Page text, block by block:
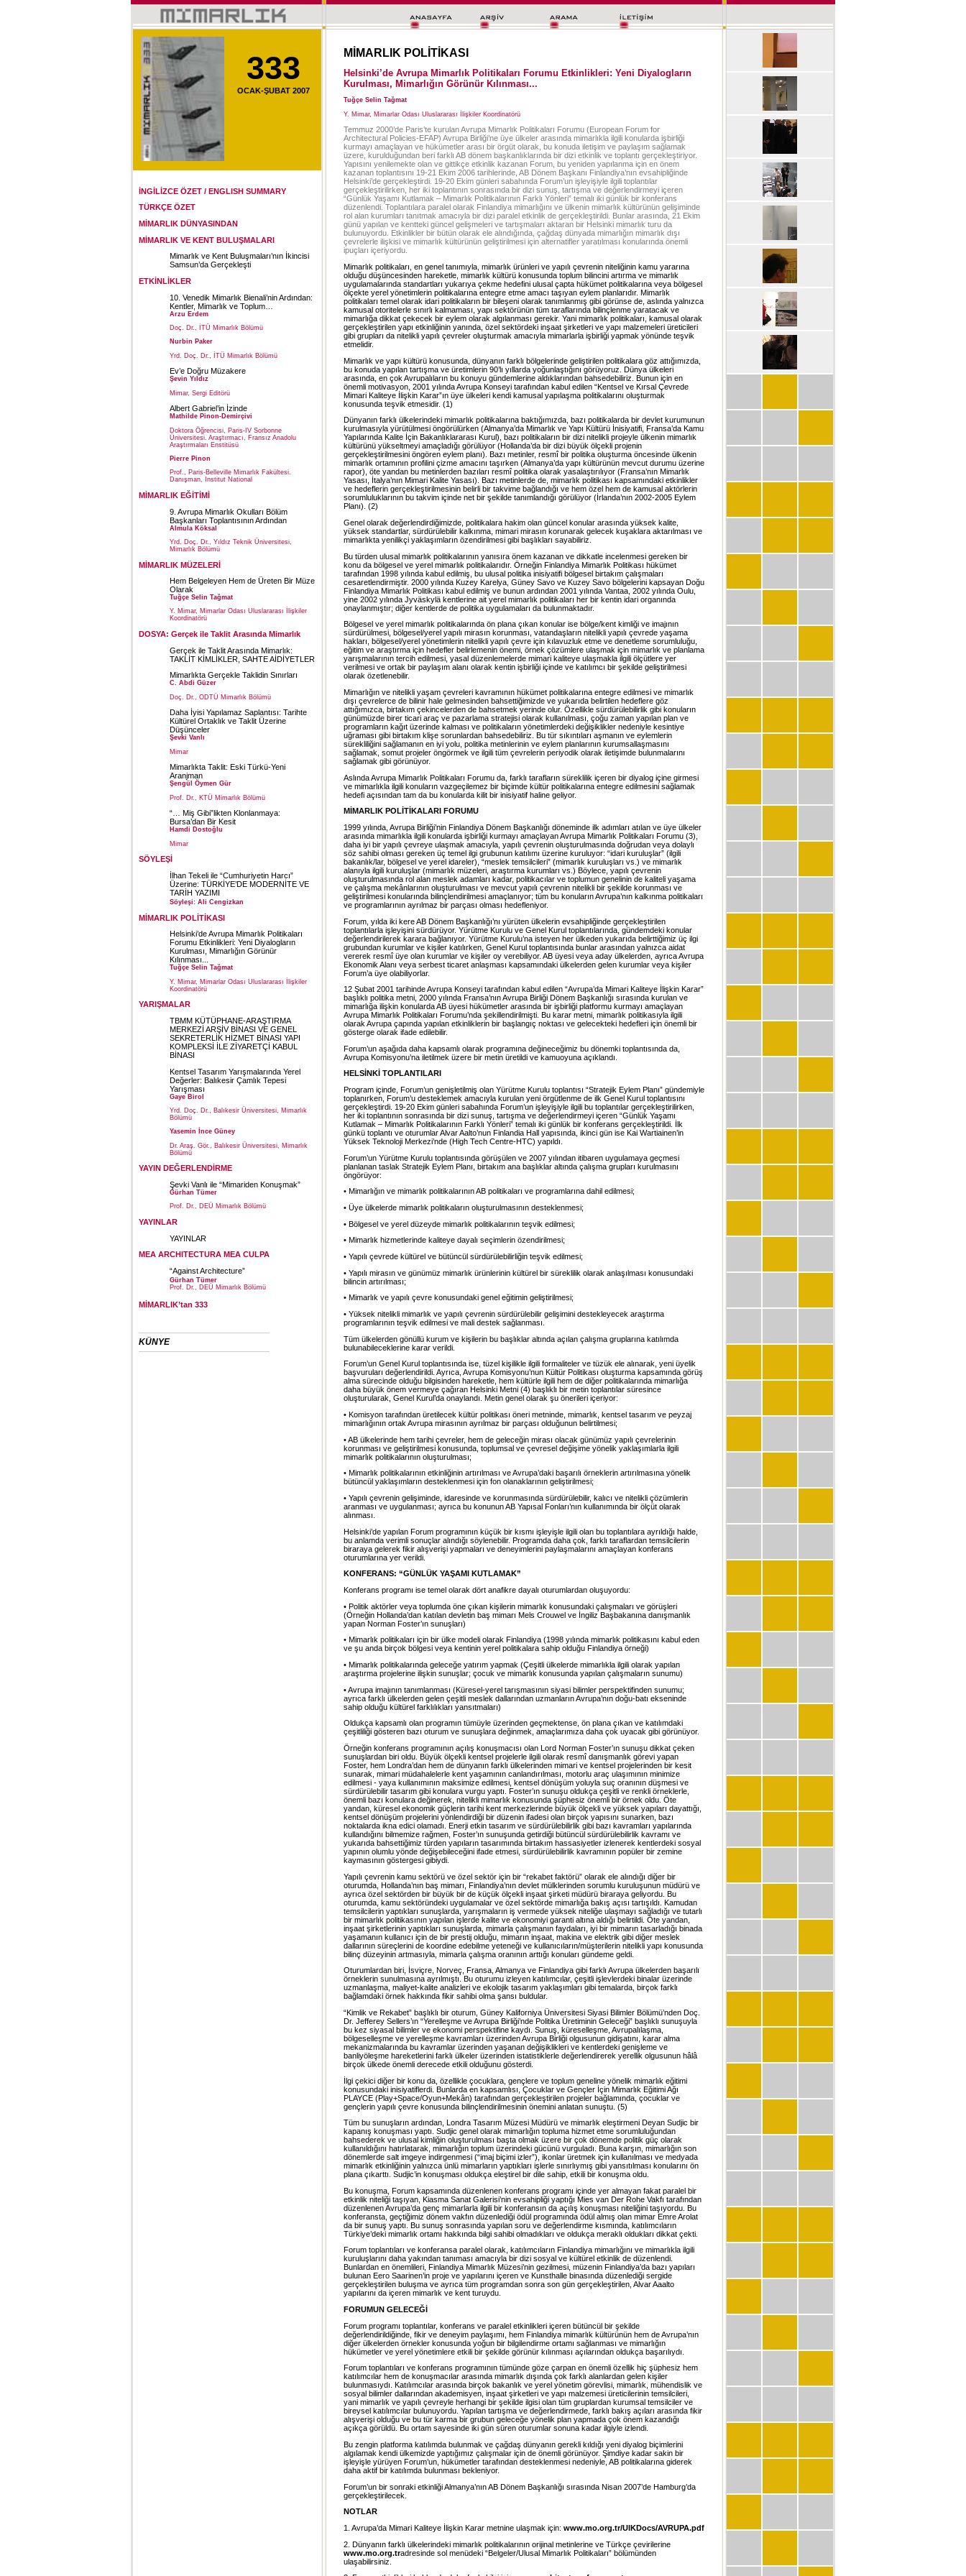
333
OCAK-ŞUBAT 2007
İNGİLİZCE ÖZET / ENGLISH SUMMARY
TÜRKÇE ÖZET
MİMARLIK DÜNYASINDAN
MİMARLIK VE KENT BULUŞMALARI
Mimarlık ve Kent Buluşmaları’nın İkincisi
Samsun’da Gerçekleşti
ETKİNLİKLER
10. Venedik Mimarlık Bienali’nin Ardından:
Kentler, Mimarlık ve Toplum…
Arzu Erdem
Doç. Dr., İTÜ Mimarlık Bölümü
Nurbin Paker
Yrd. Doç. Dr., İTÜ Mimarlık Bölümü
Ev’e Doğru Müzakere
Şevin Yıldız
Mimar, Sergi Editörü
Albert Gabriel’in İzinde
Mathilde Pinon-Demirçivi
Doktora Öğrencisi, Paris-IV Sorbonne
Üniversitesi. Araştırmacı, Fransız Anadolu
Araştırmaları Enstitüsü
Pierre Pinon
Prof., Paris-Belleville Mimarlık Fakültesi.
Danışman, Institut National
MİMARLIK EĞİTİMİ
9. Avrupa Mimarlık Okulları Bölüm
Başkanları Toplantısının Ardından
Almula Köksal
Yrd. Doç. Dr., Yıldız Teknik Üniversitesi,
Mimarlık Bölümü
MİMARLIK MÜZELERİ
Hem Belgeleyen Hem de Üreten Bir Müze
Olarak
Tuğçe Selin Tağmat
Y. Mimar, Mimarlar Odası Uluslararası İlişkiler
Koordinatörü
DOSYA: Gerçek ile Taklit Arasında Mimarlık
Gerçek ile Taklit Arasında Mimarlık:
TAKLİT KİMLİKLER, SAHTE AİDİYETLER
Mimarlıkta Gerçekle Taklidin Sınırları
C. Abdi Güzer
Doç. Dr., ODTÜ Mimarlık Bölümü
Daha İyisi Yapılamaz Saplantısı: Tarihte
Kültürel Ortaklık ve Taklit Üzerine
Düşünceler
Şevki Vanlı
Mimar
Mimarlıkta Taklit: Eski Türkü-Yeni
Aranjman
Şengül Öymen Gür
Prof. Dr., KTÜ Mimarlık Bölümü
“… Miş Gibi”likten Klonlanmaya:
Bursa’dan Bir Kesit
Hamdi Dostoğlu
Mimar
SÖYLEŞİ
İlhan Tekeli ile “Cumhuriyetin Harcı”
Üzerine: TÜRKİYE’DE MODERNİTE VE
TARİH YAZIMI
Söyleşi: Ali Cengizkan
MİMARLIK POLİTİKASI
Helsinki’de Avrupa Mimarlık Politikaları
Forumu Etkinlikleri: Yeni Diyalogların
Kurulması, Mimarlığın Görünür
Kılınması...
Tuğçe Selin Tağmat
Y. Mimar, Mimarlar Odası Uluslararası İlişkiler
Koordinatörü
YARIŞMALAR
TBMM KÜTÜPHANE-ARAŞTIRMA
MERKEZİ ARŞİV BİNASI VE GENEL
SEKRETERLİK HİZMET BİNASI YAPI
KOMPLEKSİ İLE ZİYARETÇİ KABUL
BİNASI
Kentsel Tasarım Yarışmalarında Yerel
Değerler: Balıkesir Çamlık Tepesi
Yarışması
Gaye Birol
Yrd. Doç. Dr., Balıkesir Üniversitesi, Mimarlık
Bölümü
Yasemin İnce Güney
Dr. Araş. Gör., Balıkesir Üniversitesi, Mimarlık
Bölümü
YAYIN DEĞERLENDİRME
Şevki Vanlı ile “Mimariden Konuşmak”
Gürhan Tümer
Prof. Dr., DEÜ Mimarlık Bölümü
YAYINLAR
YAYINLAR
MEA ARCHITECTURA MEA CULPA
“Against Architecture”
Gürhan Tümer
Prof. Dr., DEÜ Mimarlık Bölümü
MİMARLIK’tan 333
KÜNYE
MİMARLIK POLİTİKASI
Helsinki’de Avrupa Mimarlık Politikaları Forumu Etkinlikleri: Yeni Diyalogların
Kurulması, Mimarlığın Görünür Kılınması...
Tuğçe Selin Tağmat
Y. Mimar, Mimarlar Odası Uluslararası İlişkiler Koordinatörü
Temmuz 2000’de Paris’te kurulan Avrupa Mimarlık Politikaları Forumu (European Forum for
Architectural Policies-EFAP) Avrupa Birliği’ne üye ülkeler arasında mimarlıkla ilgili konularda işbirliği
kurmayı amaçlayan ve hükümetler arası bir örgüt olarak, bu konuda iletişim ve paylaşım sağlamak
üzere, kurulduğundan beri farklı AB dönem başkanlıklarında bir dizi etkinlik ve toplantı gerçekleştiriyor.
Yapısını yenilemekte olan ve gittikçe etkinlik kazanan Forum, bu yeniden yapılanma için en önem
kazanan toplantısını 19-21 Ekim 2006 tarihlerinde, AB Dönem Başkanı Finlandiya’nın evsahipliğinde
Helsinki’de gerçekleştirdi. 19-20 Ekim günleri sabahında Forum’un işleyişiyle ilgili toplantılar
gerçekleştirilirken, her iki toplantının sonrasında bir dizi sunuş, tartışma ve değerlendirmeyi içeren
“Günlük Yaşamı Kutlamak – Mimarlık Politikalarının Farklı Yönleri” temalı iki günlük bir konferans
düzenlendi. Toplantılara paralel olarak Finlandiya mimarlığını ve ülkenin mimarlık kültürünün gelişiminde
rol alan kurumları tanıtmak amacıyla bir dizi paralel etkinlik de gerçekleştirildi. Bunlar arasında, 21 Ekim
günü yapılan ve kentteki güncel gelişmeleri ve tartışmaları aktaran bir Helsinki mimarlık turu da
bulunuyordu. Etkinlikler bir bütün olarak ele alındığında, çağdaş dünyada mimarlığın mimarlık dışı
çevrelerle ilişkisi ve mimarlık kültürünün geliştirilmesi için alternatifler yaratılması konularında önemli
ipuçları içeriyordu.
Mimarlık politikaları, en genel tanımıyla, mimarlık ürünleri ve yapılı çevrenin niteliğinin kamu yararına
olduğu düşüncesinden hareketle, mimarlık kültürü konusunda toplum bilincini artırma ve mimarlık
uygulamalarında standartları yukarıya çekme hedefini ulusal çapta hükümet politikalarına veya bölgesel
ölçekte yerel yönetimlerin politikalarına entegre etme amacı taşıyan eylem planlarıdır. Mimarlık
politikaları temel olarak idari politikaların bir bileşeni olarak tanımlanmış gibi görünse de, aslında yalnızca
kamusal otoritelerle sınırlı kalmaması, yapı sektörünün tüm taraflarında bilinçlenme yaratacak ve
mimarlığa dikkat çekecek bir eylem olarak algılanması gerekir. Yani mimarlık politikaları, kamusal olarak
gerçekleştirilen yapı etkinliğinin yanında, özel sektördeki inşaat şirketleri ve yapı malzemeleri üreticileri
gibi grupları da nitelikli yapılı çevreler oluşturmak amacıyla mimarlarla işbirliği yapmak yönünde teşvik
etmelidir.
Mimarlık ve yapı kültürü konusunda, dünyanın farklı bölgelerinde geliştirilen politikalara göz attığımızda,
bu konuda yapılan tartışma ve üretimlerin 90’lı yıllarda yoğunlaştığını görüyoruz. Dünya ülkeleri
arasında, en çok Avrupalıların bu konuyu gündemlerine aldıklarından bahsedebiliriz. Bunun için en
önemli motivasyon, 2001 yılında Avrupa Konseyi tarafından kabul edilen “Kentsel ve Kırsal Çevrede
Mimari Kaliteye İlişkin Karar”ın üye ülkeleri kendi kamusal yapılaşma politikalarını oluşturmak
konusunda teşvik etmesidir. (1)
Dünyanın farklı ülkelerindeki mimarlık politikalarına baktığımızda, bazı politikalarda bir devlet kurumunun
kurulmasıyla yürütülmesi öngörülürken (Almanya’da Mimarlık ve Yapı Kültürü İnisiyatifi, Fransa’da Kamu
Yapılarında Kalite İçin Bakanlıklararası Kurul), bazı politikaların bir dizi nitelikli projeyle ülkenin mimarlık
kültürünü yükseltmeyi amaçladığı görülüyor (Hollanda’da bir dizi büyük ölçekli projenin
gerçekleştirilmesini öngören eylem planı). Bazı metinler, resmî bir politika oluşturma öncesinde ülkenin
mimarlık ortamının profilini çizme amacını taşırken (Almanya’da yapı kültürünün mevcut durumu üzerine
rapor), öte yandan bu metinlerden bazıları resmî politika olarak yasalaştırılıyor (Fransa’nın Mimarlık
Yasası, İtalya’nın Mimari Kalite Yasası). Bazı metinlerde de, mimarlık politikası kapsamındaki etkinlikler
ve hedeflerin gerçekleştirilmesinin belirli bir takvime bağlandığı ve hem özel hem de kamusal aktörlerin
sorumluluklarının bu takvim içinde net bir şekilde tanımlandığı görülüyor (İrlanda’nın 2002-2005 Eylem
Planı). (2)
Genel olarak değerlendirdiğimizde, politikalara hakim olan güncel konular arasında yüksek kalite,
yüksek standartlar, sürdürülebilir kalkınma, mimari mirasın korunarak gelecek kuşaklara aktarılması ve
mimarlıkta yenilikçi yaklaşımların özendirilmesi gibi başlıkları sayabiliriz.
Bu türden ulusal mimarlık politikalarının yanısıra önem kazanan ve dikkatle incelenmesi gereken bir
konu da bölgesel ve yerel mimarlık politikalarıdır. Örneğin Finlandiya Mimarlık Politikası hükümet
tarafından 1998 yılında kabul edilmiş, bu ulusal politika inisiyatifi bölgesel birtakım çalışmaları
cesaretlendirmiştir. 2000 yılında Kuzey Karelya, Güney Savo ve Kuzey Savo bölgelerini kapsayan Doğu
Finlandiya Mimarlık Politikası kabul edilmiş ve bunun ardından 2001 yılında Vantaa, 2002 yılında Oulu,
yine 2002 yılında Jyväskylä kentlerine ait yerel mimarlık politikaları her bir kentin idari organında
onaylanmıştır; diğer kentlerde de politika uygulamaları da bulunmaktadır.
Bölgesel ve yerel mimarlık politikalarında ön plana çıkan konular ise bölge/kent kimliği ve imajının
sürdürülmesi, bölgesel/yerel yapılı mirasın korunması, vatandaşların nitelikli yapılı çevrede yaşama
hakları, bölgesel/yerel yönetimlerin nitelikli yapılı çevre için kılavuzluk etme ve denetleme sorumluluğu,
eğitim ve araştırma için hedefler belirlemenin önemi, örnek çözümlere ulaşmak için mimarlık ve planlama
yarışmalarının tercih edilmesi, yasal düzenlemelerde mimari kaliteye ulaşmakla ilgili ölçütlere yer
verilmesi ve ortak bir paylaşım alanı olarak kentin işbirliği içinde ve katılımcı bir şekilde geliştirilmesi
olarak özetlenebilir.
Mimarlığın ve nitelikli yaşam çevreleri kavramının hükümet politikalarına entegre edilmesi ve mimarlık
dışı çevrelerce de bilinir hale gelmesinden bahsettiğimizde ve yukarıda belirtilen hedeflere göz
attığımızca, birtakım çekincelerden de bahsetmek yerinde olur. Özellikle sürdürülebilirlik gibi konuların
günümüzde birer ticari araç ve pazarlama stratejisi olarak kullanılması, çoğu zaman yapılan plan ve
programların kağıt üzerinde kalması ve politikaların yönetimlerdeki değişiklikler nedeniyle kesintiye
uğraması gibi birtakım klişe sorunlardan bahsedebiliriz. Bu tür sıkıntıları aşmanın ve eylemlerin
sürekliliğini sağlamanın en iyi yolu, politika metinlerinin ve eylem planlarının kurumsallaşmasını
sağlamak, somut projeler öngörmek ve ilgili tüm çevrelerin periyodik olarak iletişimde bulunmalarını
sağlamak gibi görünüyor.
Aslında Avrupa Mimarlık Politikaları Forumu da, farklı tarafların süreklilik içeren bir diyalog içine girmesi
ve mimarlıkla ilgili konuların vazgeçilemez bir biçimde kültür politikalarına entegre edilmesini sağlamak
hedefi açısından tam da bu konularda kilit bir inisiyatif haline geliyor.
MİMARLIK POLİTİKALARI FORUMU
1999 yılında, Avrupa Birliği’nin Finlandiya Dönem Başkanlığı döneminde ilk adımları atılan ve üye ülkeler
arasında mimarlıkla ilgili konularda işbirliği kurmayı amaçlayan Avrupa Mimarlık Politikaları Forumu (3),
daha iyi bir yapılı çevreye ulaşmak amacıyla, yapılı çevrenin oluşturulmasında doğrudan veya dolaylı
söz sahibi olması gereken üç temel ilgi grubunun katılımı üzerine kuruluyor: “idari kuruluşlar” (ilgili
bakanlık/lar, bölgesel ve yerel idareler), “meslek temsilcileri” (mimarlık kuruluşları vs.) ve mimarlık
alanıyla ilgili kuruluşlar (mimarlık müzeleri, araştırma kurumları vs.) Böylece, yapılı çevrenin
oluşturulmasında rol alan meslek adamları kadar, politikacılar ve toplumun genelinin de kaliteli yaşama
ve çalışma mekânlarının oluşturulması ve mevcut yapılı çevrenin nitelikli bir şekilde korunması ve
geliştirilmesi konularında bilinçlendirilmesi amaçlanıyor; tüm bu konuların Avrupa’nın kalkınma politikaları
ve programlarının ayrılmaz bir parçası olması hedefleniyor.
Forum, yılda iki kere AB Dönem Başkanlığı’nı yürüten ülkelerin evsahipliğinde gerçekleştirilen
toplantılarla işleyişini sürdürüyor. Yürütme Kurulu ve Genel Kurul toplantılarında, gündemdeki konular
değerlendirilerek karara bağlanıyor. Yürütme Kurulu’na isteyen her ülkeden yukarıda belirttiğimiz üç ilgi
grubundan kurumlar ve kişiler katılırken, Genel Kurul toplantısında bunlar arasından yalnızca aidat
vererek resmî üye olan kurumlar ve kişiler oy verebiliyor. AB üyesi veya aday ülkelerden, ayrıca Avrupa
Ekonomik Alanı veya serbest ticaret anlaşması kapsamındaki ülkelerden gelen kurumlar veya kişiler
Forum’a üye olabiliyorlar.
12 Şubat 2001 tarihinde Avrupa Konseyi tarafından kabul edilen “Avrupa’da Mimari Kaliteye İlişkin Karar”
başlıklı politika metni, 2000 yılında Fransa’nın Avrupa Birliği Dönem Başkanlığı sırasında kurulan ve
mimarlığa ilişkin konularda AB üyesi hükümetler arasında bir işbirliği platformu kurmayı amaçlayan
Avrupa Mimarlık Politikaları Forumu’nda şekillendirilmişti. Bu karar metni, mimarlık politikasıyla ilgili
olarak Avrupa çapında yapılan etkinliklerin bir başlangıç noktası ve gelecekteki hedefleri için önemli bir
gösterge olarak ifade edilebilir.
Forum’un aşağıda daha kapsamlı olarak programına değineceğimiz bu dönemki toplantısında da,
Avrupa Komisyonu’na iletilmek üzere bir metin üretildi ve kamuoyuna açıklandı.
HELSİNKİ TOPLANTILARI
Program içinde, Forum’un genişletilmiş olan Yürütme Kurulu toplantısı “Stratejik Eylem Planı” gündemiyle
toplanırken, Forum’u desteklemek amacıyla kurulan yeni örgütlenme de ilk Genel Kurul toplantısını
gerçekleştirdi. 19-20 Ekim günleri sabahında Forum’un işleyişiyle ilgili bu toplantılar gerçekleştirilirken,
her iki toplantının sonrasında bir dizi sunuş, tartışma ve değerlendirmeyi içeren “Günlük Yaşamı
Kutlamak – Mimarlık Politikalarının Farklı Yönleri” temalı iki günlük bir konferans gerçekleştirildi. İlk
günkü toplantı ve oturumlar Alvar Aalto’nun Finlandia Hall yapısında, ikinci gün ise Kai Wartiainen’in
Yüksek Teknoloji Merkezi’nde (High Tech Centre-HTC) yapıldı.
Forum’un Yürütme Kurulu toplantısında görüşülen ve 2007 yılından itibaren uygulamaya geçmesi
planlanan taslak Stratejik Eylem Planı, birtakım ana başlıklar altında çalışma grupları kurulmasını
öngörüyor:
• Mimarlığın ve mimarlık politikalarının AB politikaları ve programlarına dahil edilmesi;
• Üye ülkelerde mimarlık politikaların oluşturulmasının desteklenmesi;
• Bölgesel ve yerel düzeyde mimarlık politikalarının teşvik edilmesi;
• Mimarlık hizmetlerinde kaliteye dayalı seçimlerin özendirilmesi;
• Yapılı çevrede kültürel ve bütüncül sürdürülebilirliğin teşvik edilmesi;
• Yapılı mirasın ve günümüz mimarlık ürünlerinin kültürel bir süreklilik olarak anlaşılması konusundaki
bilincin artırılması;
• Mimarlık ve yapılı çevre konusundaki genel eğitimin geliştirilmesi;
• Yüksek nitelikli mimarlık ve yapılı çevrenin sürdürülebilir gelişimini destekleyecek araştırma
programlarının teşvik edilmesi ve mali destek sağlanması.
Tüm ülkelerden gönüllü kurum ve kişilerin bu başlıklar altında açılan çalışma gruplarına katılımda
bulunabileceklerine karar verildi.
Forum’un Genel Kurul toplantısında ise, tüzel kişilikle ilgili formaliteler ve tüzük ele alınarak, yeni üyelik
başvuruları değerlendirildi. Ayrıca, Avrupa Komisyonu’nun Kültür Politikası oluşturma kapsamında görüş
alma sürecinde olduğu bilgisinden hareketle, hem kültürle ilgili hem de diğer politikalarında mimarlığa
daha büyük önem vermeye çağıran Helsinki Metni (4) başlıklı bir metin toplantılar süresince
oluşturularak, Genel Kurul’da onaylandı. Metin genel olarak şu önerileri içeriyor:
• Komisyon tarafından üretilecek kültür politikası öneri metninde, mimarlık, kentsel tasarım ve peyzaj
mimarlığının ortak Avrupa mirasının ayrılmaz bir parçası olduğunun belirtilmesi;
• AB ülkelerinde hem tarihi çevreler, hem de geleceğin mirası olacak günümüz yapılı çevrelerinin
korunması ve geliştirilmesi konusunda, toplumsal ve çevresel değişime yönelik yaklaşımlarla ilgili
mimarlık politikalarının oluşturulması;
• Mimarlık politikalarının etkinliğinin artırılması ve Avrupa’daki başarılı örneklerin artırılmasına yönelik
bütüncül yaklaşımların desteklenmesi için fon olanaklarının geliştirilmesi;
• Yapılı çevrenin gelişiminde, idaresinde ve korunmasında sürdürülebilir, kalıcı ve nitelikli çözümlerin
aranması ve uygulanması; ayrıca bu konunun AB Yapısal Fonları’nın kullanımında bir ölçüt olarak
alınması.
Helsinki’de yapılan Forum programının küçük bir kısmı işleyişle ilgili olan bu toplantılara ayrıldığı halde,
bu anlamda verimli sonuçlar alındığı söylenebilir. Programda daha çok, farklı taraflardan temsilcilerin
biraraya gelerek fikir alışverişi yapmaları ve deneyimlerini paylaşmalarını amaçlayan konferans
oturumlarına yer verildi.
KONFERANS: “GÜNLÜK YAŞAMI KUTLAMAK”
Konferans programı ise temel olarak dört anafikre dayalı oturumlardan oluşuyordu:
• Politik aktörler veya toplumda öne çıkan kişilerin mimarlık konusundaki çalışmaları ve görüşleri
(Örneğin Hollanda’dan katılan devletin baş mimarı Mels Crouwel ve İngiliz Başbakanına danışmanlık
yapan Norman Foster’ın sunuşları)
• Mimarlık politikaları için bir ülke modeli olarak Finlandiya (1998 yılında mimarlık politikasını kabul eden
ve şu anda birçok bölgesi veya kentinin yerel politikalara sahip olduğu Finlandiya örneği)
• Mimarlık politikalarında geleceğe yatırım yapmak (Çeşitli ülkelerde mimarlıkla ilgili olarak yapılan
araştırma projelerine ilişkin sunuşlar; çocuk ve mimarlık konusunda yapılan çalışmaların sunumu)
• Avrupa imajının tanımlanması (Küresel-yerel tarışmasının siyasi bilimler perspektifinden sunumu;
ayrıca farklı ülkelerden gelen çeşitli meslek dallarından uzmanların Avrupa’nın doğu-batı ekseninde
sahip olduğu kültürel farklılıkları yansıtmaları)
Oldukça kapsamlı olan programın tümüyle üzerinden geçmektense, ön plana çıkan ve katılımdaki
çeşitliliği gösteren bazı oturum ve sunuşlara değinmek, amaçlarımıza daha çok uyacak gibi görünüyor.
Örneğin konferans programının açılış konuşmacısı olan Lord Norman Foster’ın sunuşu dikkat çeken
sunuşlardan biri oldu. Büyük ölçekli kentsel projelerle ilgili olarak resmî danışmanlık görevi yapan
Foster, hem Londra’dan hem de dünyanın farklı ülkelerinden mimari ve kentsel projelerinden bir kesit
sunarak, mimari müdahalelerle kent yaşamının canlandırılması, motorlu araç ulaşımının minimize
edilmesi - yaya kullanımının maksimize edilmesi, kentsel dönüşüm yoluyla suç oranının düşmesi ve
sürdürülebilir tasarım gibi konulara vurgu yaptı. Foster’ın sunuşu oldukça çeşitli ve renkli örneklerle,
önemli bazı konulara değinerek, nitelikli mimarlık konusunda şüphesiz önemli bir örnek oldu. Öte
yandan, küresel ekonomik güçlerin tarihi kent merkezlerinde büyük ölçekli ve yüksek yapıları dayattığı,
kentsel dönüşüm projelerini yönlendirdiği bir düzenin ifadesi olan birçok yapısını sunarken, bazı
noktalarda ikna edici olamadı. Enerji etkin tasarım ve sürdürülebilirlik gibi bazı kavramları yapılarında
kullandığını bilmemize rağmen, Foster’ın sunuşunda getirdiği bütüncül sürdürülebilirlik kavramı ve
yukarıda bahsettiğimiz türden yapıların tasarımında birtakım hassasiyetler izlenerek kentlerdeki sosyal
yapının olumlu yönde değişebileceğini ifade etmesi, sürdürülebilirlik kavramının popüler bir zemine
kaymasının göstergesi gibiydi.
Yapılı çevrenin kamu sektörü ve özel sektör için bir “rekabet faktörü” olarak ele alındığı diğer bir
oturumda, Hollanda’nın baş mimarı, Finlandiya’nın devlet mülklerinden sorumlu kuruluşunun müdürü ve
ayrıca özel sektörden bir büyük bir de küçük ölçekli inşaat şirketi müdürü biraraya geliyordu. Bu
oturumda, kamu sektöründeki uygulamalar ve özel sektörde mimarlığa bakış açısı tartışıldı. Kamudan
temsilcilerin yaptıkları sunuşlarda, yarışmaların iş vermede yüksek niteliğe ulaşmayı sağladığı ve tutarlı
bir mimarlık politikasının yapılan işlerde kalite ve ekonomiyi garanti altına aldığı belirtildi. Öte yandan,
inşaat şirketlerinin yaptıkları sunuşlarda, mimarla çalışmanın faydaları, iyi bir mimarın tasarladığı binada
yaşamanın kullanıcı için de bir prestij olduğu, mimarın inşaat, makina ve elektrik gibi diğer meslek
dallarının süreçlerini de koordine edebilme yeteneği ve kullanıcıların/müşterilerin nitelikli yapı konusunda
bilinç düzeyinin artmasıyla, mimarla çalışma oranının arttığı konuları gündeme geldi.
Oturumlardan biri, İsviçre, Norveç, Fransa, Almanya ve Finlandiya gibi farklı Avrupa ülkelerden başarılı
örneklerin sunulmasına ayrılmıştı. Bu oturumu izleyen katılımcılar, çeşitli işlevlerdeki binalar üzerinde
uzmanlaşma, maliyet-kalite analizleri ve ekolojik tasarım yaklaşımları gibi temalarda, birçok farklı
bağlamdaki örnek hakkında fikir sahibi olma şansı buldular.
“Kimlik ve Rekabet” başlıklı bir oturum, Güney Kaliforniya Üniversitesi Siyasi Bilimler Bölümü’nden Doç.
Dr. Jefferey Sellers’ın “Yerelleşme ve Avrupa Birliği’nde Politika Üretiminin Geleceği” başlıklı sunuşuyla
bu kez siyasal bilimler ve ekonomi perspektifine kaydı. Sunuş, küreselleşme, Avrupalılaşma,
bölgeselleşme ve yerelleşme kavramları üzerinden Avrupa Birliği olgusunun gidişatını, karar alma
mekanizmalarında bu kavramlar üzerinden yaşanan değişiklikleri ve kentlerdeki genişleme ve
banliyöleşme hareketlerini farklı ülkeler üzerinden istatistiklerle değerlendirerek yerellik olgusunun hâlâ
birçok ülkede önemli derecede etkili olduğunu gösterdi.
İlgi çekici diğer bir konu da, özellikle çocuklara, gençlere ve toplum geneline yönelik mimarlık eğitimi
konusundaki inisiyatiflerdi. Bunlarda en kapsamlısı, Çocuklar ve Gençler İçin Mimarlık Eğitimi Ağı
PLAYCE (Play+Space/Oyun+Mekân) tarafından gerçekleştirilen projeler bağlamında, çocuklar ve
gençlerin yapılı çevre konusunda bilinçlendirilmesinin önemini anlatan sunuştu. (5)
Tüm bu sunuşların ardından, Londra Tasarım Müzesi Müdürü ve mimarlık eleştirmeni Deyan Sudjic bir
kapanış konuşması yaptı. Sudjic genel olarak mimarlığın topluma hizmet etme sorumluluğundan
bahsederek ve ulusal kimliğin oluşturulması başta olmak üzere bir çok dönemde politik güç olarak
kullanıldığını hatırlatarak, mimarlığın toplum üzerindeki gücünü vurguladı. Buna karşın, mimarlığın son
dönemlerde salt imgeye indirgenmesi (“imaj biçimi izler”), ikonlar üretmek için kullanılması ve medyada
mimarlık etkinliğinin yalnızca ünlü mimarların yaptıkları işlerle sınırlıymış gibi yansıtılması konularını ön
plana çıkarttı. Sudjic’in konuşması oldukça eleştirel bir dile sahip, etkili bir konuşma oldu.
Bu konuşma, Forum kapsamında düzenlenen konferans programı içinde yer almayan fakat paralel bir
etkinlik niteliği taşıyan, Kiasma Sanat Galerisi’nin evsahipliği yaptığı Mies van Der Rohe Vakfı tarafından
düzenlenen Avrupa’da genç mimarlarla ilgili bir konferansın da açılış konuşması niteliğini taşıyordu. Bu
konferansta, geçtiğimiz dönem vakfın düzenlediği ödül programında ödül almış olan mimar Emre Arolat
da bir sunuş yaptı. Bu sunuş sonrasında yapılan soru ve değerlendirme kısmında, katılımcıların
Türkiye’deki mimarlık ortamı hakkında bilgi sahibi olmadıkları ve oldukça meraklı oldukları dikkat çekti.
Forum toplantıları ve konferansa paralel olarak, katılımcıların Finlandiya mimarlığını ve mimarlıkla ilgili
kuruluşlarını daha yakından tanıması amacıyla bir dizi sosyal ve kültürel etkinlik de düzenlendi.
Bunlardan en önemlileri, Finlandiya Mimarlık Müzesi’nin gezilmesi, müzenin Finlandiya’da bazı yapıları
bulunan Eero Saarinen’in proje ve yapılarını içeren ve Kunsthalle binasında düzenlediği sergide
gerçekleştirilen buluşma ve ayrıca tüm programdan sonra son gün gerçekleştirilen, Alvar Aaalto
yapılarını da içeren mimarlık ve kent turuydu.
FORUMUN GELECEĞİ
Forum programı toplantılar, konferans ve paralel etkinlikleri içeren bütüncül bir şekilde
değerlendirildiğinde, fikir ve deneyim paylaşımı, hem Finlandiya mimarlık kültürünün hem de Avrupa’nın
diğer ülkelerden örnekler konusunda yoğun bir bilgilendirme ortamı sağlanması ve mimarlığın
hükümetler ve yerel yönetimlere etkili bir şekilde görünür kılınması açılarından oldukça başarılıydı.
Forum toplantıları ve konferans programının tümünde göze çarpan en önemli özellik hiç şüphesiz hem
katılımcılar hem de konuşmacılar arasında mimarlık dışında çok farklı alanlardan gelen kişiler
bulunmasıydı. Katılımcılar arasında birçok bakanlık ve yerel yönetim görevlisi, mimarlık, mühendislik ve
sosyal bilimler dallarından akademisyen, inşaat şirketleri ve yapı malzemesi üreticilerinin temsilcileri,
yani mimarlık ve yapılı çevreyle herhangi bir şekilde ilgisi olan tüm gruplardan kurumsal temsilciler ve
bireysel katılımcılar bulunuyordu. Yapılan tartışma ve değerlendirmede, farklı bakış açıları arasında fikir
alışverişi olduğu ve bu tür karma bir grubun geleceğe yönelik plan yapmada çok önem kazandığı
açıkça görüldü. Bu ortam sayesinde iki gün süren oturumlar sonuna kadar ilgiyle izlendi.
Bu zengin platforma katılımda bulunmak ve çağdaş dünyanın gerekli kıldığı yeni diyalog biçimlerini
algılamak kendi ülkemizde yaptığımız çalışmalar için de önemli görünüyor. Şimdiye kadar sakin bir
işleyişle yürüyen Forum’un, hükümetler tarafından desteklenmesi nedeniyle, AB politikalarına giderek
daha aktif bir katılımda bulunması bekleniyor.
Forum’un bir sonraki etkinliği Almanya’nın AB Dönem Başkanlığı sırasında Nisan 2007’de Hamburg’da
gerçekleştirilecek.
NOTLAR
1. Avrupa’da Mimari Kaliteye İlişkin Karar metnine ulaşmak için: www.mo.org.tr/UIKDocs/AVRUPA.pdf
2. Dünyanın farklı ülkelerindeki mimarlık politikalarının orijinal metinlerine ve Türkçe çevirilerine
www.mo.org.tradresinde sol menüdeki “Belgeler/Ulusal Mimarlık Politikaları” bölümünden
ulaşabilirsiniz.